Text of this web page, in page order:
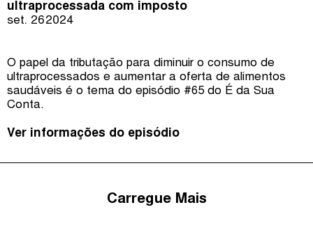
set. 262024
ultraprocessada com imposto
O papel da tributação para diminuir o consumo de
ultraprocessados e aumentar a oferta de alimentos
saudáveis é o tema do episódio #65 do É da Sua
Conta.
Ver informações do episódio
Carregue Mais